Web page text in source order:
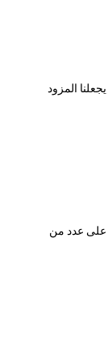
المزود
على عدد من